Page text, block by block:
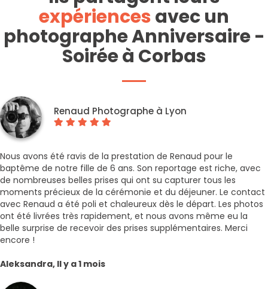
expériencesavec un
photographe Anniversaire -
Soirée à Corbas
Renaud Photographe à Lyon
Nous avons été ravis de la prestation de Renaud pour le
baptême de notre fille de 6 ans. Son reportage est riche, avec
de nombreuses belles prises qui ont su capturer tous les
moments précieux de la cérémonie et du déjeuner. Le contact
avec Renaud a été poli et chaleureux dès le départ. Les photos
ont été livrées très rapidement, et nous avons même eu la
belle surprise de recevoir des prises supplémentaires. Merci
encore !
Aleksandra, Il y a 1 mois